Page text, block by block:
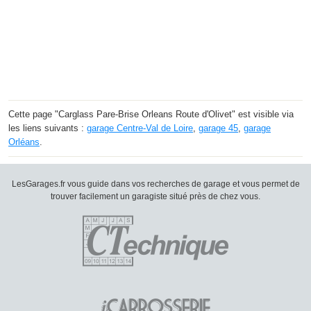
Cette page "Carglass Pare-Brise Orleans Route d'Olivet" est visible via
les liens suivants : garage Centre-Val de Loire garage 45 garage
Orléans
LesGarages.fr vous guide dans vos recherches de garage et vous permet de
trouver facilement un garagiste situé près de chez vous.